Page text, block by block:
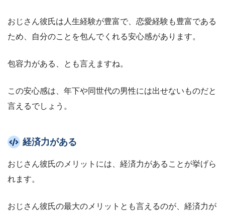
おじさん彼氏は人生経験が豊富で、恋愛経験も豊富である
ため、自分のことを包んでくれる安心感があります。
包容力がある、とも言えますね。
この安心感は、年下や同世代の男性には出せないものだと
言えるでしょう。
経済力がある
おじさん彼氏のメリットには、経済力があることが挙げら
れます。
おじさん彼氏の最大のメリットとも言えるのが、経済力が